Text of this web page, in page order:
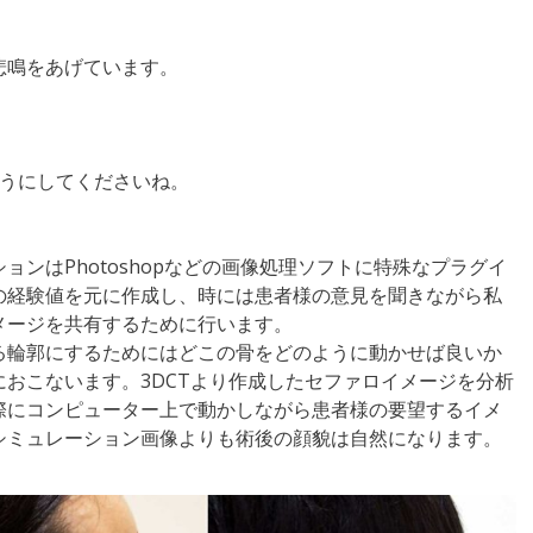
をあげています。
にしてくださいね。
ンはPhotoshopなどの画像処理ソフトに特殊なプラグイ
験値を元に作成し、時には患者様の意見を聞きながら私
ジを共有するために行います。
郭にするためにはどこの骨をどのように動かせば良いか
こないます。3DCTより作成したセファロイメージを分析
コンピューター上で動かしながら患者様の要望するイメ
ュレーション画像よりも術後の顔貌は自然になります。